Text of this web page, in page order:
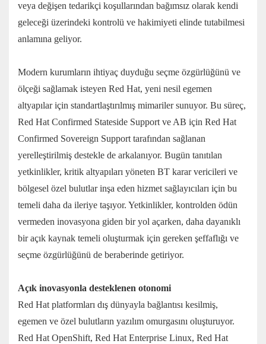
veya değişen tedarikçi koşullarından bağımsız olarak kendi
geleceği üzerindeki kontrolü ve hakimiyeti elinde tutabilmesi
anlamına geliyor.
Modern kurumların ihtiyaç duyduğu seçme özgürlüğünü ve
ölçeği sağlamak isteyen Red Hat, yeni nesil egemen
altyapılar için standartlaştırılmış mimariler sunuyor. Bu süreç,
Red Hat Confirmed Stateside Support ve AB için Red Hat
Confirmed Sovereign Support tarafından sağlanan
yerelleştirilmiş destekle de arkalanıyor. Bugün tanıtılan
yetkinlikler, kritik altyapıları yöneten BT karar vericileri ve
bölgesel özel bulutlar inşa eden hizmet sağlayıcıları için bu
temeli daha da ileriye taşıyor. Yetkinlikler, kontrolden ödün
vermeden inovasyona giden bir yol açarken, daha dayanıklı
bir açık kaynak temeli oluşturmak için gereken şeffaflığı ve
seçme özgürlüğünü de beraberinde getiriyor.
Açık inovasyonla desteklenen otonomi
Red Hat platformları dış dünyayla bağlantısı kesilmiş,
egemen ve özel bulutların yazılım omurgasını oluşturuyor.
Red Hat OpenShift, Red Hat Enterprise Linux, Red Hat